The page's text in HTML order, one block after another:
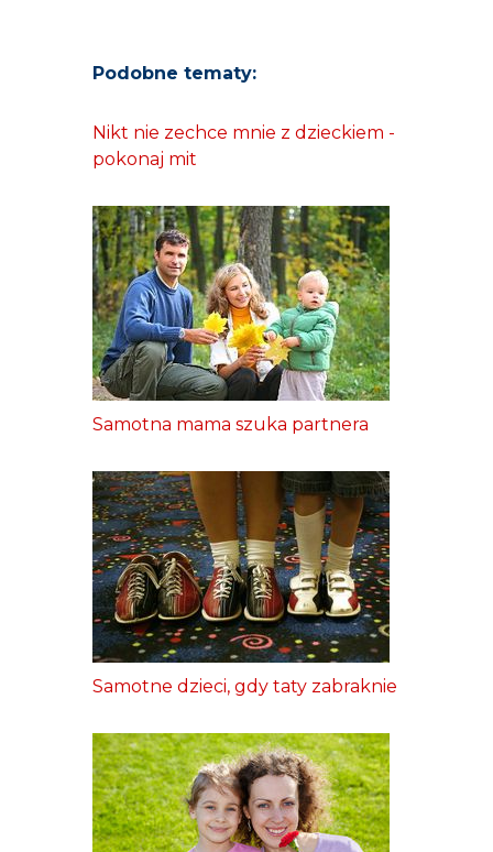
Podobne tematy:
Nikt nie zechce mnie z dzieckiem -
pokonaj mit
Samotna mama szuka partnera
Samotne dzieci, gdy taty zabraknie